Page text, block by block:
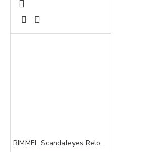
RIMMEL Scandaleyes Reloaded 001 Volume Maskara